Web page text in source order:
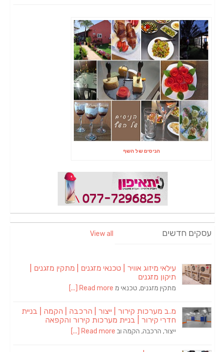
הניסים של השף
עסקים חדשים View all
עילאי מיזוג אוויר | טכנאי מזגנים | מתקין מזגנים |
תיקון מזגנים
מתקין מזגנים, טכנאי מ Read more [...]
מ.ב מערכות קירור | ייצור | הרכבה | הקמה | בניית
חדרי קירור | בניית מערכות קירור והקפאה
ייצור, הרכבה, הקמה וב Read more [...]